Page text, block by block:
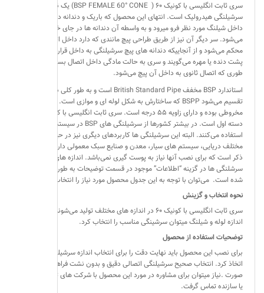
سری ثابت انگلیسی با کونیک ۶۰ ( BSP FEMALE 60° CONE) یک نوع
سرشیلنگی هیدرولیک است. انتهای این محصول که باریک و دندانه دار است
داخل شیلنگ مورد نظر فرو میرود و به واسطه آن دندانه ها در جای خود محکم
می‌شود. سر دیگر آن نیز از طریق طراحی پیچ مانندی که دارد داخل اتصالات
محکم می‌شود و از آنجاییکه دندانه های پیچ سرشیلنگی به داخل قرار دارد به آن
پشت دنده یا مهره می‌گویند و سری به حالت مادگی داخل اتصال بسته می‌شود به
طوری که اتصال ثانوی به داخل آن پیچ می‌شود.
استاندارد BSP مخفف British Standard Pipe است و به طور کلی به دو دسته
دسته اول است. در بیشتر کشورها از سرشیلنگی های BSP در سیستم های آبیاری
استفاده می‌کنند. البته این سرشیلنگی ها کاربردهای دیگری نیز در حیطه های
مختلف دریایی، سیستم های سیار، معدن و صنایع سبک معمولی دارند. لازم به
ذکر است که برای نصب آنها نیاز به پوست گیری نمی‌باشد. اندازه های مختلف این
سرشلنگی ها در گزینه “اطلاعات” موجود در قسمت توضیحات به طور کامل آورده
شده است. می‌توان با توجه به این جدول محصول مورد نیاز را انتخاب و تهیه کرد.
نحوه انتخاب و گزینش
سری ثابت انگلیسی با کونیک ۶۰ در اندازه های مختلف تولید می‌شوند. با توجه به
اندازه لوله و شیلنگ میتوان سرشینگی مناسب را انتخاب کرد.
توضحیات استفاده از محصول
برای نصب این محصول باید نهایت دقت را برای انتخاب اندازه سرشیلنگی مناسب
اتخاذ کرد. انتخاب صحیح سرشیلنگی اتصالی دقیق و بدون نشت فراهم میکند. در
صورت .نیاز میتوان برای مشاوره در مورد این محصول با شرکت های توزیع کننده
یا سازنده تماس گرفت.